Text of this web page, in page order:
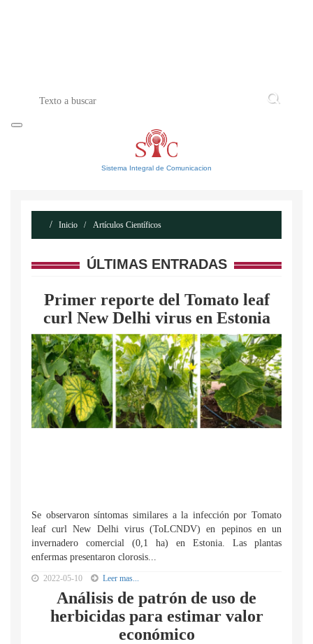
Sistema Integral de Comunicacion
Inicio Artículos Científicos
ÚLTIMAS ENTRADAS
Primer reporte del Tomato leaf
curl New Delhi virus en Estonia
Se observaron síntomas similares a la infección por Tomato
leaf curl New Delhi virus (ToLCNDV) en pepinos en un
invernadero comercial (0,1 ha) en Estonia. Las plantas
enfermas presentaron clorosis...
2022-05-10 Leer mas...
Análisis de patrón de uso de
herbicidas para estimar valor
económico